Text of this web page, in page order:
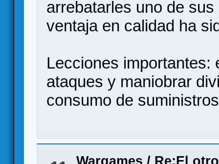
arrebatarles uno de
ventaja en calidad ha
Lecciones importantes:
ataques y maniobrar
consumo de